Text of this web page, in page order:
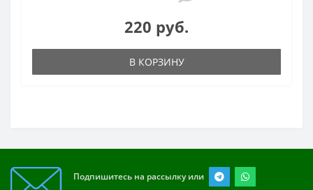
220 руб.
В КОРЗИНУ
Подпишитесь на рассылку или